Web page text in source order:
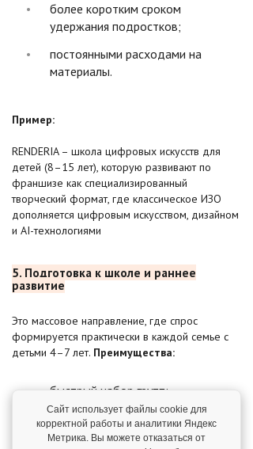
более коротким сроком
удержания подростков;
постоянными расходами на
материалы.
Пример:
RENDERIA – школа цифровых искусств для
детей (8–15 лет), которую развивают по
франшизе как специализированный
творческий формат, где классическое ИЗО
дополняется цифровым искусством, дизайном
и AI-технологиями
5. Подготовка к школе и раннее
развитие
Это массовое направление, где спрос
формируется практически в каждой семье с
детьми 4–7 лет. Преимущества:​
быстрый набор групп;
понятная ценность для
родителей;
Сайт использует файлы cookie для
корректной работы и аналитики Яндекс
Метрика. Вы можете отказаться от